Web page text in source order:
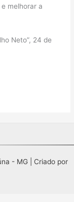
melhorar a
Neto”, 24 de
- MG | Criado por